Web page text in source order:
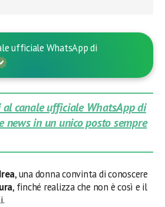
ufficiale WhatsApp di
canale ufficiale WhatsApp di
news in un unico posto sempre
, una donna convinta di conoscere
, finché realizza che non è così e il